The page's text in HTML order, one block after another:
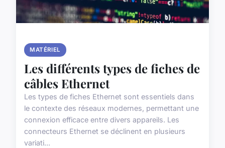
MATÉRIEL
Les différents types de fiches de
câbles Ethernet
Les types de fiches Ethernet sont essentiels dans
le contexte des réseaux modernes, permettant une
connexion efficace entre divers appareils. Les
connecteurs Ethernet se déclinent en plusieurs
variati...